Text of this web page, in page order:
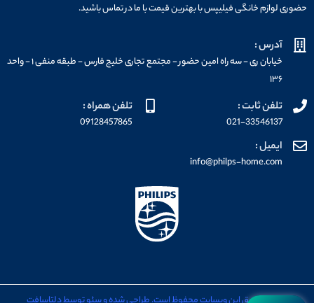
حضوری لوازم خانگی فیلیپس با بهترین قیمت با ما در تماس باشید.
آدرس :
خیابان ری - سه راه امین حضور - مجتمع تجاری خلیج فارس - طبقه منفی ۱ - واحد
۱۳۶
تلفن ثابت :
021-33546137
تلفن همراه :
09128457865
ایمیل :
info@philps-home.com